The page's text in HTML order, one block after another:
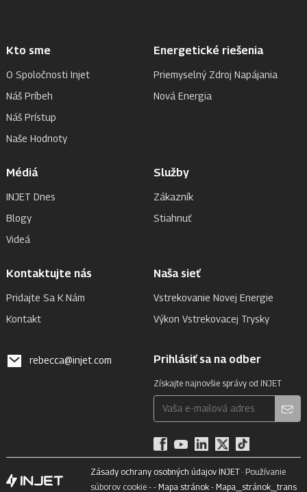
Kto sme
O Spoločnosti Injet
Náš Príbeh
Náš Prístup
Naše Hodnoty
Energetické riešenia
Priemyselný Zdroj Napájania
Nová Energia
Médiá
INJET Dnes
Blogy
Videá
Služby
Zákazník
Stiahnuť
Kontaktujte nás
Pridajte Sa K Nám
Kontakt
Naša sieť
Vstrekovanie Novej Energie
Výkon Vstrekovacej Trysky
rebecca@injet.com Prihlásiť sa na odber
Získajte najnovšie správy od INJET
Zásady ochrany osobných údajov INJET· Používanie
súborov cookie - - Mapa stránok- Mapa_stránok_trans